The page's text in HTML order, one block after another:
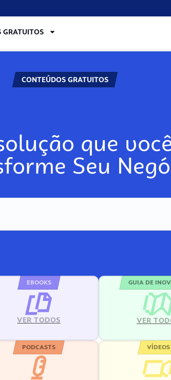
GRATUITOS
CONTEÚDOS GRATUITOS
que
Seu
EBOOKS
VER TODOS
GUIA DE
VER
PODCASTS VÍDEOS